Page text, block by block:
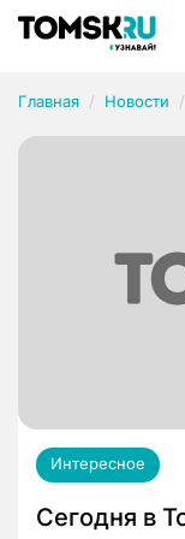
Главная Новости
Интересное
Сегодня в